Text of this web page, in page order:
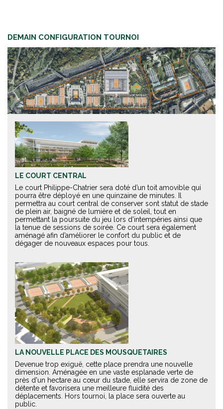
DEMAIN CONFIGURATION TOURNOI
LE COURT CENTRAL
Le court Philippe-Chatrier sera doté d’un toit amovible qui
pourra être déployé en une quinzaine de minutes. Il
permettra au court central de conserver sont statut de stade
de plein air, baigné de lumière et de soleil, tout en
permettant la poursuite du jeu lors d'intempéries ainsi que
la tenue de sessions de soirée. Ce court sera également
aménagé afin d’améliorer le confort du public et de
dégager de nouveaux espaces pour tous.
LA NOUVELLE PLACE DES MOUSQUETAIRES
Devenue trop exiguë, cette place prendra une nouvelle
dimension. Aménagée en une vaste esplanade verte de
près d'un hectare au cœur du stade, elle servira de zone de
détente et favorisera une meilleure fluidité des
déplacements. Hors tournoi, la place sera ouverte au
public.